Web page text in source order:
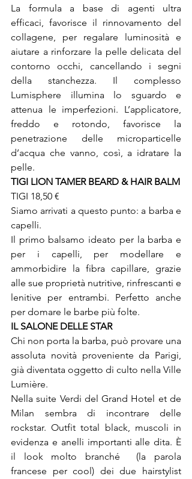
La formula a base di agenti ultra
efficaci, favorisce il rinnovamento del
collagene, per regalare luminosità e
aiutare a rinforzare la pelle delicata del
contorno occhi, cancellando i segni
della stanchezza. Il complesso
Lumisphere illumina lo sguardo e
attenua le imperfezioni. L’applicatore,
freddo e rotondo, favorisce la
penetrazione delle microparticelle
d’acqua che vanno, così, a idratare la
pelle.
TIGI LION TAMER BEARD & HAIR BALM
TIGI 18,50 €
Siamo arrivati a questo punto: a barba e
capelli.
Il primo balsamo ideato per la barba e
per i capelli, per modellare e
ammorbidire la fibra capillare, grazie
alle sue proprietà nutritive, rinfrescanti e
lenitive per entrambi. Perfetto anche
per domare le barbe più folte.
IL SALONE DELLE STAR
Chi non porta la barba, può provare una
assoluta novità proveniente da Parigi,
già diventata oggetto di culto nella Ville
Lumière.
Nella suite Verdi del Grand Hotel et de
Milan sembra di incontrare delle
rockstar. Outfit total black, muscoli in
evidenza e anelli importanti alle dita. È
il look molto branché  (la parola
francese per cool) dei due hairstylist